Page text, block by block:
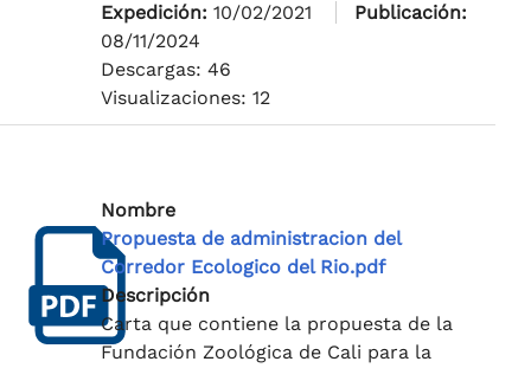
Expedición: 10/02/2021
Publicación:
08/11/2024
Descargas: 46
Visualizaciones: 12
Nombre
Propuesta de administracion del
Corredor Ecologico del Rio.pdf
Descripción
Carta que contiene la propuesta de la
Fundación Zoológica de Cali para la